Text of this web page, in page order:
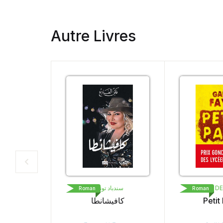
Autre Livres
سندباد تونس
كافيشانطا
Roman LIVRE DE POCHE
Petit Pays
Roman